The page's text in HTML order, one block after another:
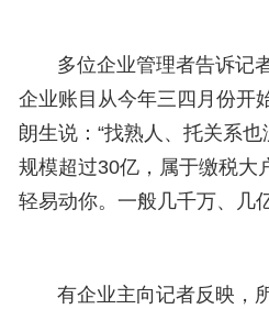
多位企业管理者告诉记者
企业账目从今年三四月份开
朗生说：“找熟人、托关系
规模超过30亿，属于缴税大
轻易动你。一般几千万、几
有企业主向记者反映，所